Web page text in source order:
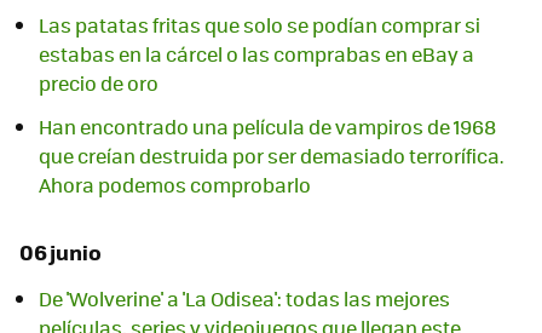
Las patatas fritas que solo se podían comprar si
estabas en la cárcel o las comprabas en eBay a
precio de oro
Han encontrado una película de vampiros de 1968
que creían destruida por ser demasiado terrorífica.
Ahora podemos comprobarlo
06 junio
De 'Wolverine' a 'La Odisea': todas las mejores